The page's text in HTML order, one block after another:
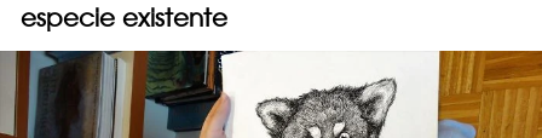
especie existente